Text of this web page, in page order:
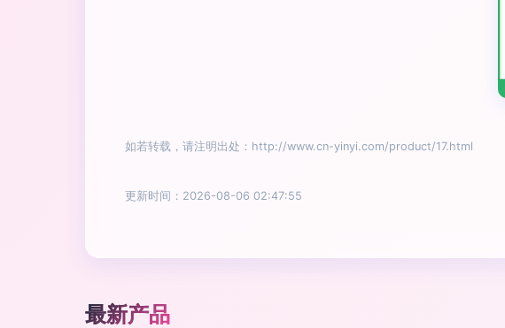
如若转载，请注明出处：http://www.cn-yinyi.com/product/17.html
更新时间：2026-08-06 02:47:55
最新产品